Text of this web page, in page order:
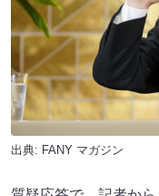
出典: FANY マガジン